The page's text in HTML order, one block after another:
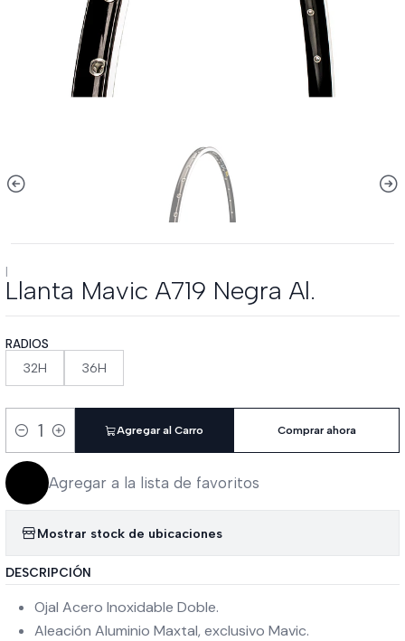
|
Llanta Mavic A719 Negra Al.
RADIOS
32H 36H
Cantidad
Agregar al Carro Comprar ahora
Agregar a la lista de favoritos
Mostrar stock de ubicaciones
DESCRIPCIÓN
Ojal Acero Inoxidable Doble.
Aleación Aluminio Maxtal, exclusivo Mavic.